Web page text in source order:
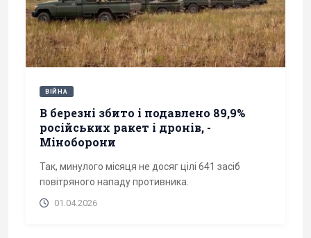
ВІЙНА
В березні збито і подавлено 89,9%
російських ракет і дронів, -
Міноборони
Так, минулого місяця не досяг цілі 641 засіб
повітряного нападу противника.
01.04.2026